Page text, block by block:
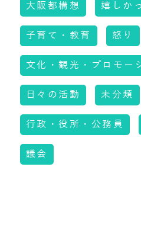
大阪都構想 嬉しか
子育て・教育 怒り
文化・観光・プロモー
日々の活動 未分類
行政・役所・公務員
議会